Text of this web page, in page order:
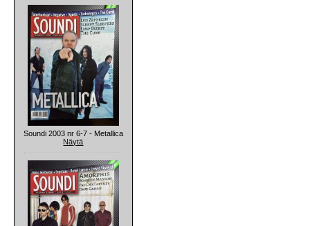
Soundi 2003 nr 6-7 - Metallica
Näytä